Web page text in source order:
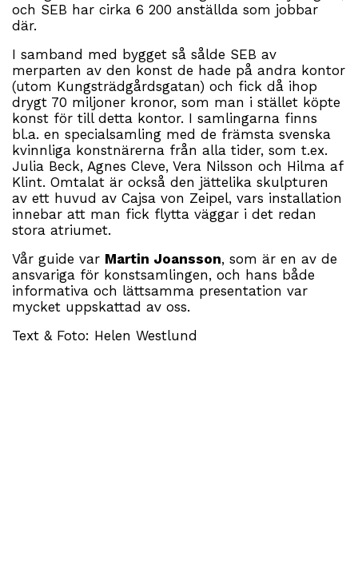
och SEB har cirka 6 200 anställda som jobbar
där.
I samband med bygget så sålde SEB av
merparten av den konst de hade på andra kontor
(utom Kungsträdgårdsgatan) och fick då ihop
drygt 70 miljoner kronor, som man i stället köpte
konst för till detta kontor. I samlingarna finns
bl.a. en specialsamling med de främsta svenska
kvinnliga konstnärerna från alla tider, som t.ex.
Julia Beck, Agnes Cleve, Vera Nilsson och Hilma af
Klint. Omtalat är också den jättelika skulpturen
av ett huvud av Cajsa von Zeipel, vars installation
innebar att man fick flytta väggar i det redan
stora atriumet.
Vår guide var Martin Joansson, som är en av de
ansvariga för konstsamlingen, och hans både
informativa och lättsamma presentation var
mycket uppskattad av oss.
Text & Foto: Helen Westlund